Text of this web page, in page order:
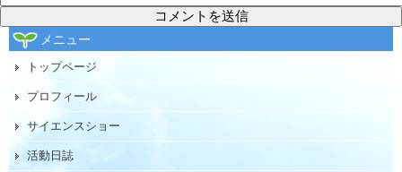
メニュー
トップページ
プロフィール
サイエンスショー
活動日誌